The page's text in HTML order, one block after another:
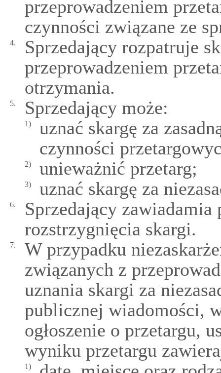
przeprowadzeniem
czynności związane ze
4.
Sprzedający rozpatruje
przeprowadzeniem
otrzymania.
5. Sprzedający może:
1)
uznać skargę za
czynności
2) unieważnić przetarg;
3) uznać skargę za
6.
Sprzedający zawiadamia
rozstrzygnięcia skargi.
7.
W przypadku
związanych z
uznania skargi za
publicznej wiadomości,
ogłoszenie o przetargu,
wyniku przetargu
1)